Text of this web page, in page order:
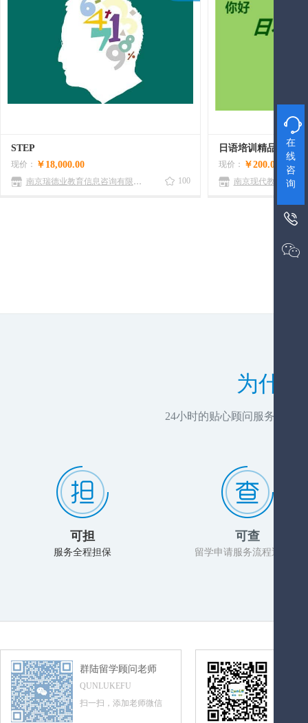
STEP
现价： ￥18,000.00
100
日语培训精品班一对
现价： ￥200.00
南京现代教育专修
为什
24小时的贴心顾问服务，推
可担
服务全程担保
可查
留学申请服务流程透明化
群陆留学顾问老师
QUNLUKEFU
扫一扫，添加老师微信

在
线
咨
询

